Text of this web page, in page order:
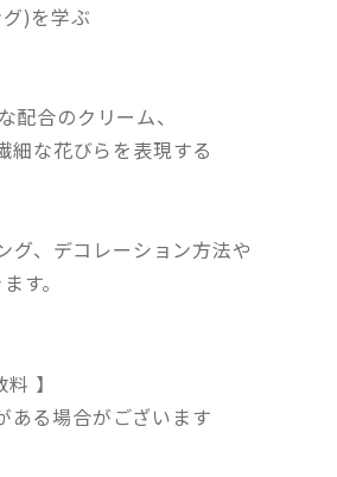
)を学ぶ
合のクリーム、
細な花びらを表現する
グ、デコレーション方法や
す。
】
ある場合がございます